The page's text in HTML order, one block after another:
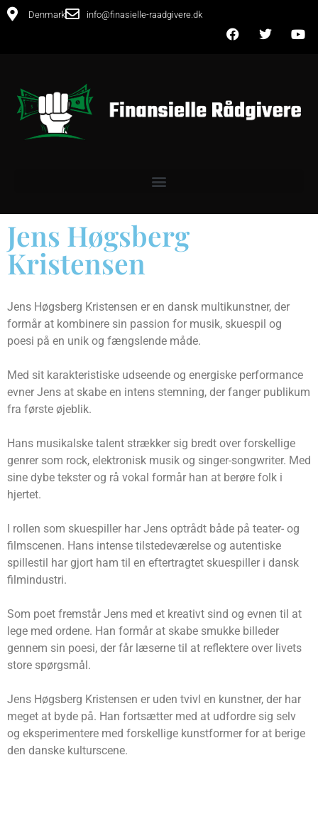
Denmark info@finasielle-raadgivere.dk
Jens Høgsberg
Kristensen
Jens Høgsberg Kristensen er en dansk multikunstner, der
formår at kombinere sin passion for musik, skuespil og
poesi på en unik og fængslende måde.
Med sit karakteristiske udseende og energiske performance
evner Jens at skabe en intens stemning, der fanger publikum
fra første øjeblik.
Hans musikalske talent strækker sig bredt over forskellige
genrer som rock, elektronisk musik og singer-songwriter. Med
sine dybe tekster og rå vokal formår han at berøre folk i
hjertet.
I rollen som skuespiller har Jens optrådt både på teater- og
filmscenen. Hans intense tilstedeværelse og autentiske
spillestil har gjort ham til en eftertragtet skuespiller i dansk
filmindustri.
Som poet fremstår Jens med et kreativt sind og evnen til at
lege med ordene. Han formår at skabe smukke billeder
gennem sin poesi, der får læserne til at reflektere over livets
store spørgsmål.
Jens Høgsberg Kristensen er uden tvivl en kunstner, der har
meget at byde på. Han fortsætter med at udfordre sig selv
og eksperimentere med forskellige kunstformer for at berige
den danske kulturscene.